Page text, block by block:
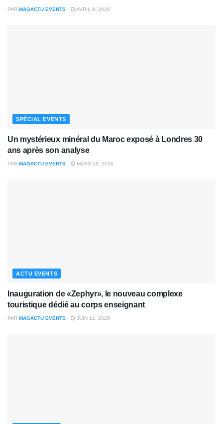
PAR MAGACTU EVENTS AVRIL 9, 2026
SPÉCIAL EVENTS
Un mystérieux minéral du Maroc exposé à Londres 30
ans après son analyse
PAR MAGACTU EVENTS MARS 18, 2026
ACTU EVENTS
Inauguration de «Zephyr», le nouveau complexe
touristique dédié au corps enseignant
PAR MAGACTU EVENTS JUIN 12, 2026